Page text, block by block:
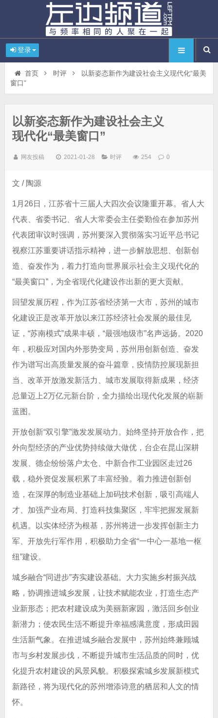
登录
首页 时评
以新姿态新作为建设社会主义现代化“最美
窗口”
以新姿态新作为建设社会主义
现代化“最美窗口”
网友投稿 2021-01-28 时评 254 0
文 / 陶源
1月26日，江苏省十三届人大四次会议隆重开幕。省人大
代表、省委书记、省人大常委会主任娄勤俭在参加苏州
代表团审议时强调，苏州要深入贯彻落实习近平总书记
视察江苏重要讲话指示精神，进一步解放思想、创新创
造、奋发作为，着力打造向世界展示社会主义现代化的
“最美窗口”，为全省现代化建设作出新的更大贡献。
回望发展历程，作为江苏省经济第一大市，苏州的城市
化建设正是改革开放以来江苏经济社会发展的最佳见
证，“苏南模式”成果丰硕，“最强地级市”名声远扬。2020
年，积极应对国内外形势变局，苏州用创新创造、奋发
作为谱写出高质量发展的奋斗篇章，疫情防控展现新担
当、改革开放激发新活力、城市发展取得新成果，经济
总量迈上2万亿元新台阶，全力描绘出现代化发展的崭新
蓝图。
开放创新“双引擎”激发发展动力。始终坚持开放合作，把
外向型经济的产业优势持续做大做优，台企在昆山深耕
发展、德企纷纷落户太仓、中新合作工业园区走过26
载，稳外资促发展积累了丰富经验。着力推进创新创
造，在深厚的制造业基础上加码技术创新，吸引高端人
才、加强产业布局、打造科技集聚区，牢牢把握发展新
机遇。以实体经济为根基，苏州将进一步发挥创新主力
军、开放先行军作用，积极助力全省“一中心一基地一枢
纽”建设。
城乡融合“同进步”夯实建设基础。大力实施乡村振兴战
略，协调推进城乡发展，让技术赋能农业，打造生态产
业新形态；把农村建设成为美丽新家园，激活回乡创业
新潜力；使农民生活不断提升幸福感满意度，形成田园
生活新气象。在推进城乡融合发展中，苏州始终兼顾城
市与乡村发展步伐，不断提升城市生活品质的同时，优
化提升农村建设的风景风貌。积极探索城乡发展新模式
新路径，将为现代化的苏州增添诗意的栖居和人文的情
怀。